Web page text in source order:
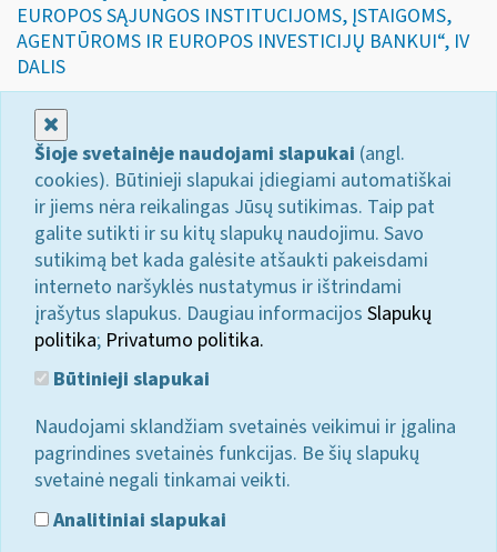
EUROPOS SĄJUNGOS INSTITUCIJOMS, ĮSTAIGOMS,
AGENTŪROMS IR EUROPOS INVESTICIJŲ BANKUI“, IV
DALIS
Šioje svetainėje naudojami slapukai (angl.
cookies). Būtinieji slapukai įdiegiami automatiškai
ir jiems nėra reikalingas Jūsų sutikimas. Taip pat
galite sutikti ir su kitų slapukų naudojimu. Savo
sutikimą bet kada galėsite atšaukti pakeisdami
interneto naršyklės nustatymus ir ištrindami
įrašytus slapukus. Daugiau informacijos Slapukų
politika; Privatumo politika.
Būtinieji slapukai
Naudojami sklandžiam svetainės veikimui ir įgalina
pagrindines svetainės funkcijas. Be šių slapukų
svetainė negali tinkamai veikti.
Analitiniai slapukai